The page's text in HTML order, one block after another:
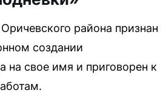
района признан
создании
на свое имя и приговорен к